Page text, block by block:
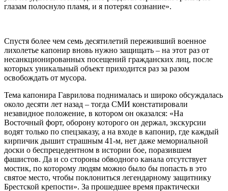
глазам полоснуло пламя, и я потерял сознание».
Спустя более чем семь десятилетий переживший военное
лихолетье капонир вновь нужно защищать – на этот раз от
несанкционированных посещений гражданских лиц, после
которых уникальный объект приходится раз за разом
освобождать от мусора.
Тема капонира Гаврилова поднималась и широко обсуждалась
около десяти лет назад – тогда СМИ констатировали
незавидное положение, в котором он оказался: «На
Восточный форт, оборону которого он держал, экскурсии
водят только по спецзаказу, а на входе в капонир, где каждый
кирпичик дышит страшным 41-м, нет даже мемориальной
доски о беспрецедентном в истории бое, поразившем
фашистов. Да и со стороны обводного канала отсутствует
мостик, по которому людям можно было бы попасть в это
святое место, чтобы поклониться легендарному защитнику
Брестской крепости». За прошедшее время практически